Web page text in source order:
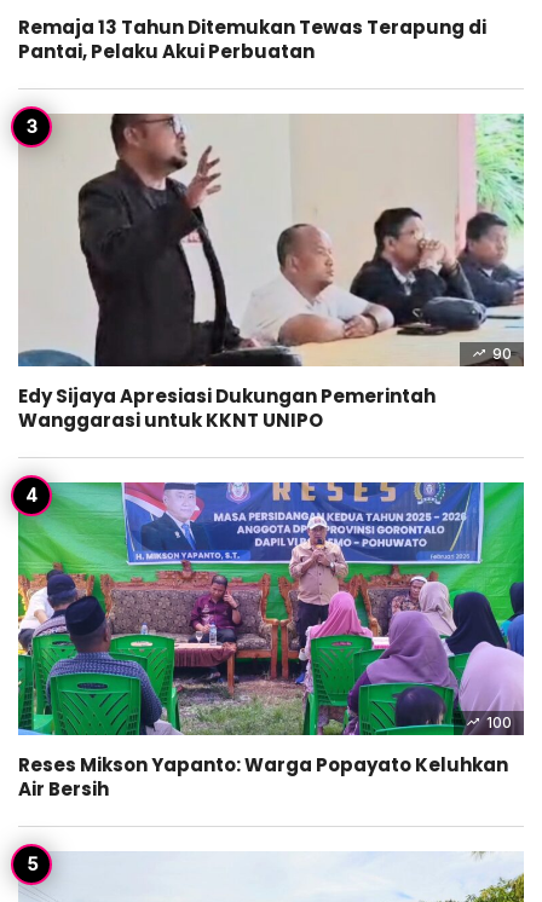
Remaja 13 Tahun Ditemukan Tewas Terapung di
Pantai, Pelaku Akui Perbuatan
90
Edy Sijaya Apresiasi Dukungan Pemerintah
Wanggarasi untuk KKNT UNIPO
100
Reses Mikson Yapanto: Warga Popayato Keluhkan
Air Bersih